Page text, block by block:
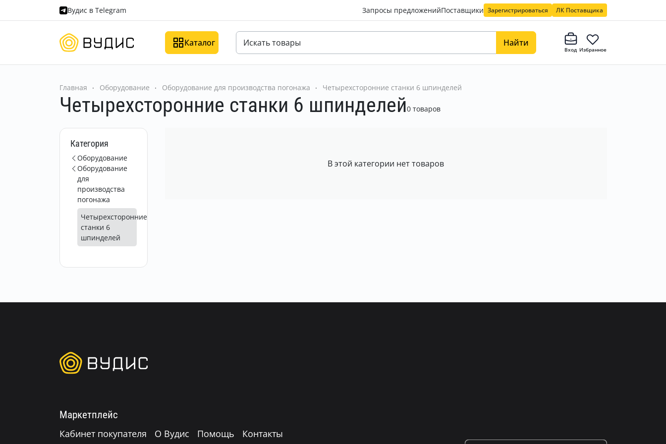
Вудис в Telegram Запросы предложенийПоставщики Зарегистрироваться ЛК Поставщика
Каталог Найти
Вход Избранное
Главная Оборудование Оборудование для производства погонажа Четырехсторонние станки 6 шпинделей
Четырехсторонние станки 6 шпинделей0 товаров
Категория
Оборудование
Оборудование
для
производства
погонажа
Четырехсторонние
станки 6
шпинделей
В этой категории нет товаров
Маркетплейс
Кабинет покупателя
О Вудис Помощь Контакты